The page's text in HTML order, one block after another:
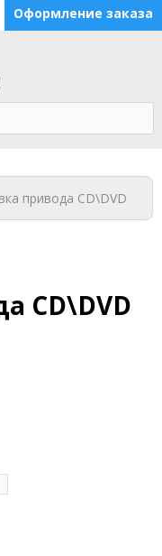
Оформление заказа
привода CD\DVD
CD\DVD